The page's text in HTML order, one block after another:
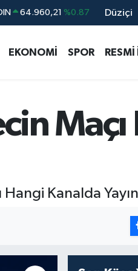
64.960,21 %0.87
EURO 55,2510 %0.32
13.779 %-14
Düziçi
EKONOMİ SPOR
Maçı
Hangi Kanalda